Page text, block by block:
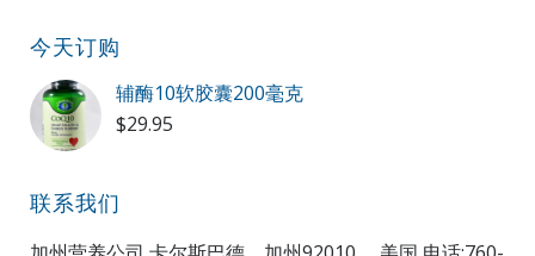
今天订购
辅酶10软胶囊200毫克
$29.95
联系我们